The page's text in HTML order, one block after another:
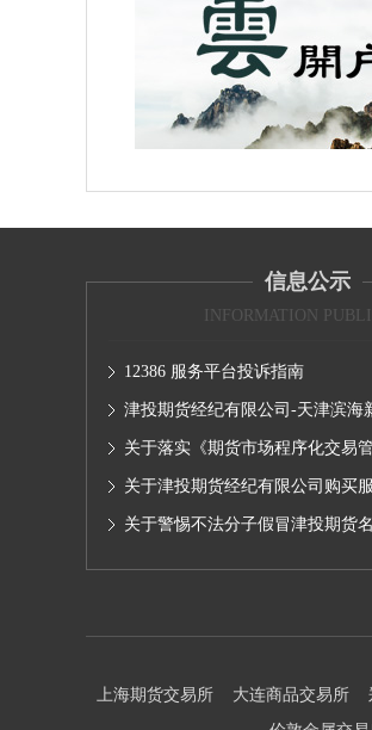
信息公示
INFORMATION
12386 服务平台投诉指南
津投期货经纪有限公司-天津滨海
业的公告
关于落实《期货市场程序化交易
求,无限易终端版本调整及客户通
关于津投期货经纪有限公司购买
联交易情况的公示
关于警惕不法分子假冒津投期货
上海期货交易所 大连商品交易所